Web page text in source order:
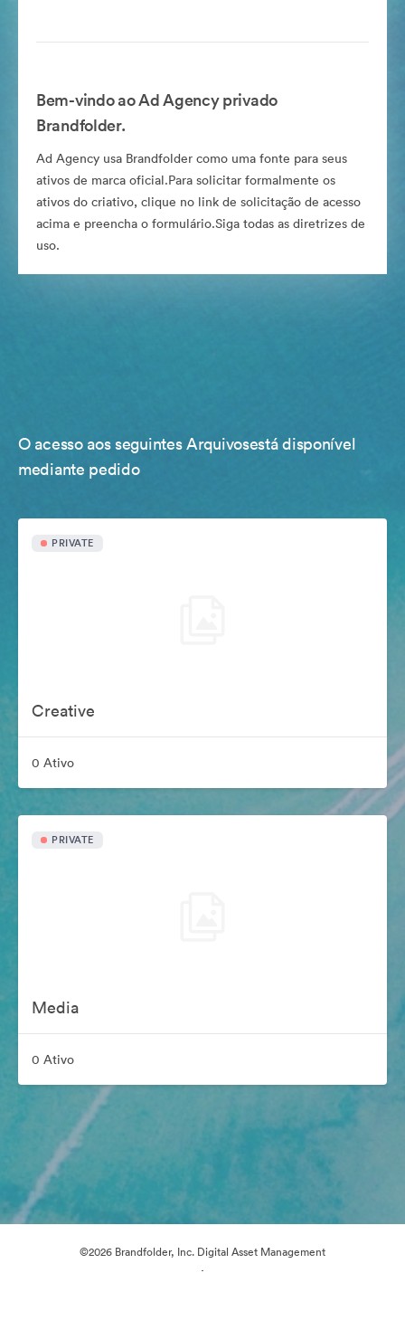
Bem-vindo ao Ad Agency privado
Brandfolder.
Ad Agency usa Brandfolder como uma fonte para seus
ativos de marca oficial.Para solicitar formalmente os
ativos do criativo, clique no link de solicitação de acesso
acima e preencha o formulário.Siga todas as diretrizes de
uso.
O acesso aos seguintes Arquivosestá disponível
mediante pedido
PRIVATE
Creative
0 Ativo
PRIVATE
Media
0 Ativo
©2026 Brandfolder, Inc. Digital Asset Management
·